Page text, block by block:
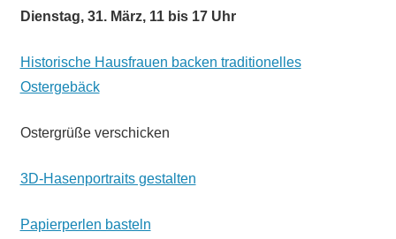
Dienstag, 31. März, 11 bis 17 Uhr
Historische Hausfrauen backen traditionelles
Ostergebäck
Ostergrüße verschicken
3D-Hasenportraits gestalten
Papierperlen basteln